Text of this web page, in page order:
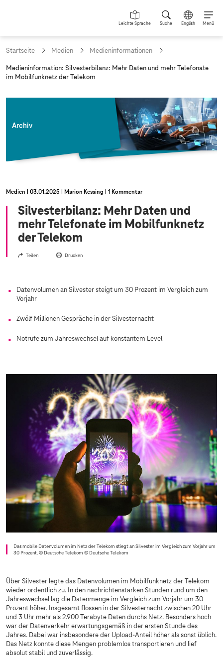
Leichte Sprache Suche English Menü
Startseite Medien Medieninformationen
a
k
Medieninformation: Silvesterbilanz: Mehr Daten und mehr Telefonate
im Mobilfunknetz der Telekom
Archiv
Medien 03.01.2025 Marion Kessing 1 Kommentar
Silvesterbilanz: Mehr Daten und
mehr Telefonate im Mobilfunknetz
der Telekom
Teilen Drucken
Datenvolumen an Silvester steigt um 30 Prozent im Vergleich zum
Vorjahr
Zwölf Millionen Gespräche in der Silvesternacht
Notrufe zum Jahreswechsel auf konstantem Level
Das mobile Datenvolumen im Netz der Telekom stiegt an Silvester im Vergleich zum Vorjahr um
30 Prozent. © Deutsche Telekom © Deutsche Telekom
Über Silvester legte das Datenvolumen im Mobilfunknetz der Telekom
wieder ordentlich zu. In den nachrichtenstarken Stunden rund um den
Jahreswechsel lag die Datenmenge im Vergleich zum Vorjahr um 30
Prozent höher. Insgesamt flossen in der Silvesternacht zwischen 20 Uhr
und 3 Uhr mehr als 2.900 Terabyte Daten durchs Netz. Besonders hoch
war der Datenverkehr erwartungsgemäß in der ersten Stunde des
Jahres. Dabei war insbesondere der Upload-Anteil höher als sonst üblich.
Das Netz konnte diese Mengen problemlos transportieren und lief
absolut stabil und zuverlässig.